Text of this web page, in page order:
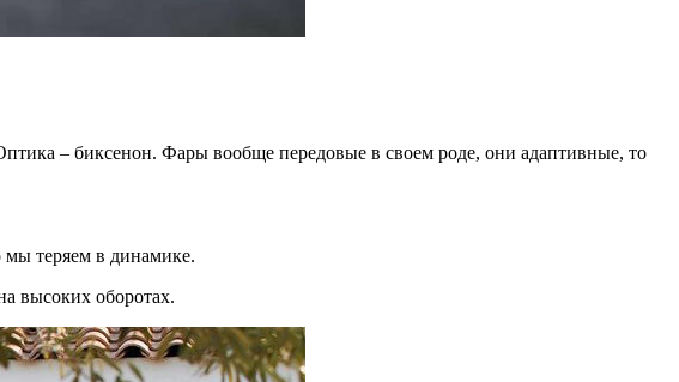
– биксенон. Фары вообще передовые в своем роде, они адаптивные, то
мы теряем в динамике.
высоких оборотах.